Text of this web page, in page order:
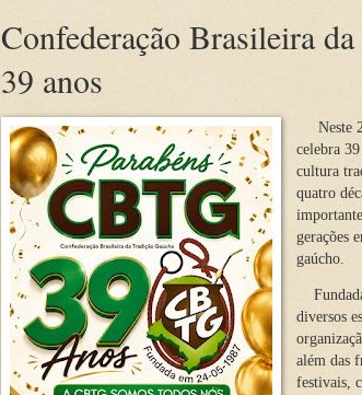
Confederação Brasileira
39 anos
Neste
celebra
cultura
quatro
gerações
gaúcho.
diversos
além das
festivais,